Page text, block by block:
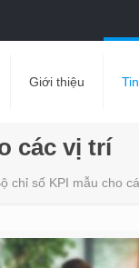
Giới thiệu
các vị trí
chỉ số KPI mẫu cho